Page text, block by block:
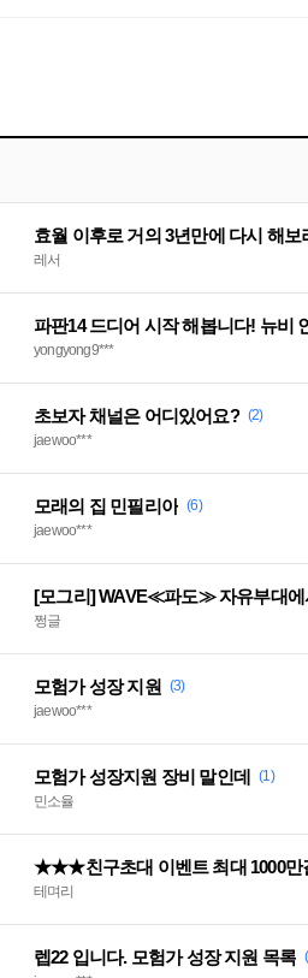
효월 이후로 거의 3년만에 다시 해보
레서
파판14 드디어 시작 해봅니다! 뉴비
yongyong9***
초보자 채널은 어디있어요? (2)
jaewoo***
모래의 집 민필리아 (6)
jaewoo***
[모그리] WAVE≪파도≫ 자유부대에
쩡글
모험가 성장 지원 (3)
jaewoo***
모험가 성장지원 장비 말인데 (1)
민소율
★★★친구초대 이벤트 최대 1000
테며리
렙22 입니다. 모험가 성장 지원 목록